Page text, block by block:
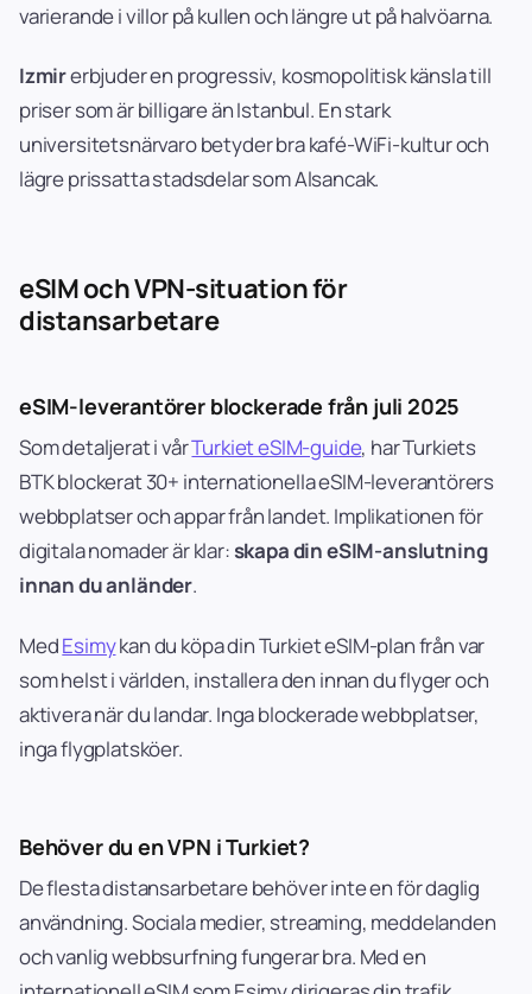
varierande i villor på kullen och längre ut på halvöarna.
Izmirerbjuder en progressiv, kosmopolitisk känsla till
priser som är billigare än Istanbul. En stark
universitetsnärvaro betyder bra kafé-WiFi-kultur och
lägre prissatta stadsdelar som Alsancak.
eSIM och VPN-situation för
distansarbetare
eSIM-leverantörer blockerade från juli 2025
Som detaljerat i vårTurkiet eSIM-guide, har Turkiets
BTK blockerat 30+ internationella eSIM-leverantörers
webbplatser och appar från landet. Implikationen för
digitala nomader är klar:skapa din eSIM-anslutning
innan du anländer.
MedEsimykan du köpa din Turkiet eSIM-plan från var
som helst i världen, installera den innan du flyger och
aktivera när du landar. Inga blockerade webbplatser,
inga flygplatsköer.
Behöver du en VPN i Turkiet?
De flesta distansarbetare behöver inte en för daglig
användning. Sociala medier, streaming, meddelanden
och vanlig webbsurfning fungerar bra. Med en